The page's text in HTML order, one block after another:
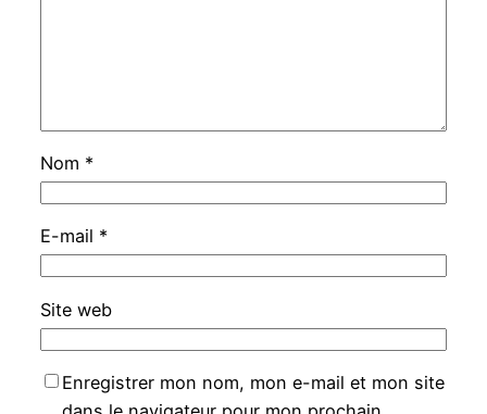
Nom *
E-mail *
Site web
Enregistrer mon nom, mon e-mail et mon site